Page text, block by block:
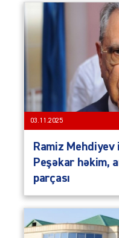
03.11.2025
Ramiz
Peşəkar həkim,
parçası